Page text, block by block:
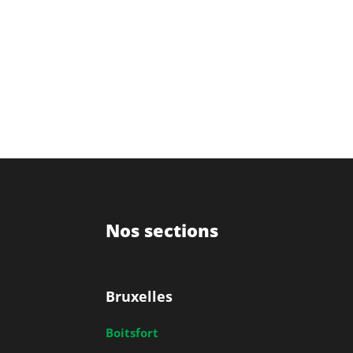
Nos sections
Bruxelles
Boitsfort